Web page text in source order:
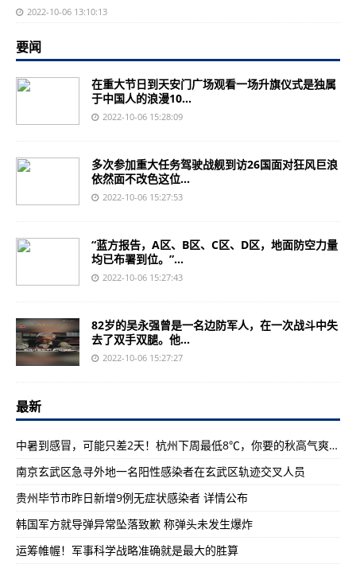
2022-10-06 13:10:13
要闻
在重大节日到天安门广场观看一场升旗仪式是独属
于中国人的浪漫10...
2022-10-06 15:28:09
多次参加重大任务驾驶战舰到访26国面对狂风巨浪
依然面不改色这位...
2022-10-06 15:27:53
“蓝方报告，A区、B区、C区、D区，地面防空力量
均已布署到位。”...
2022-10-06 15:27:43
82岁的吴永强曾是一名边防军人，在一次战斗中失
去了双手双腿。他...
2022-10-06 15:27:27
最新
中暑到感冒，可能只差2天！杭州下周最低8℃，你要的秋高气爽得等到这天
南京玄武区急寻外地一名阳性感染者在玄武区轨迹交叉人员
贵州毕节市昨日新增9例无症状感染者 详情公布
韩国军方就导弹异常坠落致歉 称弹头未发生爆炸
运筹帷幄！军事科学战略准确就是最大的胜算